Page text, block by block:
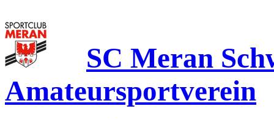
SC Meran
Amateursportverein